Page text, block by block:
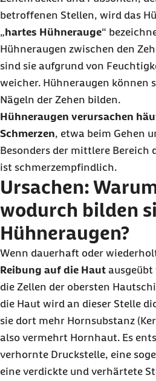
betroffenen Stellen, wird das
„hartes Hühnerauge“
Hühneraugen zwischen den
sind sie aufgrund von
weicher. Hühneraugen können
Nägeln der Zehen bilden.
Hühneraugen verursachen
Schmerzen, etwa beim Gehen
Besonders der mittlere Bereich
ist schmerzempfindlich.
Ursachen:
wodurch bilden
Hühneraugen?
Wenn dauerhaft oder
Reibung auf die Haut
die Zellen der obersten
die Haut wird an dieser Stelle
sie dort mehr Hornsubstanz
also vermehrt Hornhaut. Es
verhornte Druckstelle, eine
eine verdickte und verhärtete